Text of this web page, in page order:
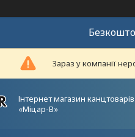
Зараз у компанії
Інтернет магазин
«Міцар-В»